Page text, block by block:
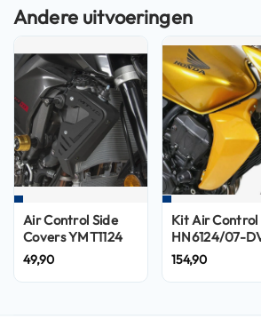
n
e
m
e
n
m
e
t
o
n
n
e
v
Air Control Side
Covers YMT1124
49,90
Kit Air Control
HN6124/07-
154,90